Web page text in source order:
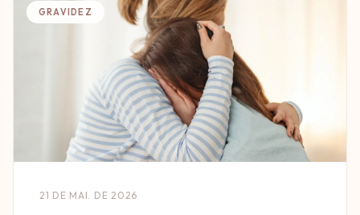
GRAVIDEZ
21 DE MAI. DE 2026